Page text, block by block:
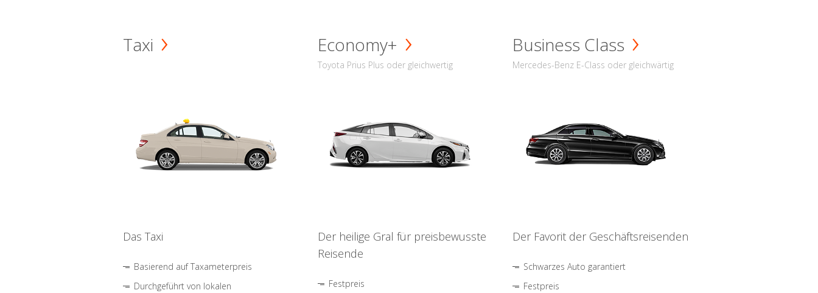
Taxi
Das Taxi
Basierend auf Taxameterpreis
Durchgeführt von lokalen
Economy+
Toyota Prius Plus oder gleichwertig
Der heilige Gral für preisbewusste
Reisende
Festpreis
Business Class
Mercedes-Benz E-Class oder gleichwärtig
Der Favorit der Geschäftsreisenden
Schwarzes Auto garantiert
Festpreis